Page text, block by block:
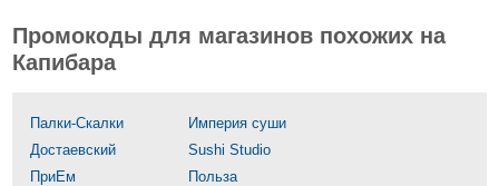
Промокоды для магазинов похожих на
Капибара
Палки-Скалки
Империя суши
Достаевский
Sushi Studio
ПриЕм
Польза